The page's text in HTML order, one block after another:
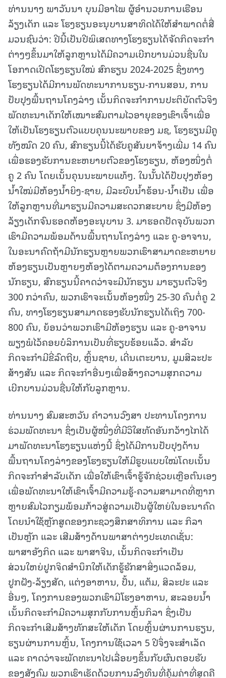
ທ່ານນາງ ພາວັນນາ ບຸນມີອາໄພ ຜູ້ອຳນວຍການເຮືອນ
ລ້ຽງເດັກ ແລະ ໂຮງຮຽນອະນຸບານສາທິດໄດ້ໃຫ້ສຳພາດຕໍ່ສື່
ມວນຊົນວ່າ: ປີນີ້ເປັນປີພິເສດທາງໂຮງຮຽນໄດ້ຈັດກິດຈະກຳ
ຕ່າງໆຂຶ້ນມາໃຫ້ລູກຫຼານໄດ້ມີຄວາມເບີກບານມ່ວນຊື່ນໃນ
ໂອກາດເປີດໂຮງຮຽນໃໝ່ ສົກຮຽນ 2024-2025 ຊຶ່ງທາງ
ໂຮງຮຽນໄດ້ມີການພັດທະນາການຮຽນ-ການສອນ, ການ
ປັບປຸງພື້ນຖານໂຄງລ່າງ ເນັ້ນກິດຈະກຳການປະຕິບັດຕົວຈິງ
ພັດທະນາເດັກໃຫ້ເໝາະສົມຕາມໄວອາຍຸຂອງເຂົາເຈົ້າເພື່ອ
ໃຫ້ເປັນໂຮງຮຽນຕົວແບບຄຸນນະພາບຂອງ ມຊ, ໂຮງຮຽນມີຄູ
ທັງໝົດ 20 ຄົນ, ສົກຮຽນນີ້ໄດ້ຮັບຄູສັນຍາຈ້າງເພີ່ມ 14 ຄົນ
ເພື່ອຮອງຮັບການຂະຫຍາຍຕົວຂອງໂຮງຮຽນ, ຫ້ອງໜຶ່ງຕໍ່
ຄູ 2 ຄົນ ໂດຍເນັ້ນຄຸນນະພາບແທ້ໆ. ໃນນັ້ນໄດ້ປັບປຸງຫ້ອງ
ນໍ້າໃໝ່ມີຫ້ອງນໍ້າຍິງ-ຊາຍ, ມີລະບົບນໍ້າຮ້ອນ-ນໍ້າເຢັນ ເພື່ອ
ໃຫ້ລູກຫຼານທີ່ມາຮຽນມີຄວາມສະດວກສະບາຍ ຊຶ່ງມີຫ້ອງ
ລ້ຽງເດັກຈົນຮອດຫ້ອງອະນຸບານ 3. ມາຮອດປັດຈຸບັນພວກ
ເຮົາມີຄວາມພ້ອມດ້ານພື້ນຖານໂຄງລ່າງ ແລະ ຄູ-ອາຈານ,
ໃນອະນາຄົດຖ້າມີນັກຮຽນຫຼາຍພວກເຮົາສາມາດຂະຫຍາຍ
ຫ້ອງຮຽນເປັນຫຼາຍໆຫ້ອງໄດ້ຕາມຄວາມຕ້ອງການຂອງ
ນັກຮຽນ, ສົກຮຽນນີ້ຄາດວ່າຈະມີນັກຮຽນ ມາຮຽນຕົວຈິງ
300 ກວ່າຄົນ, ພວກເຮົາຈະເນັ້ນຫ້ອງໜຶ່ງ 25-30 ຄົນຕໍ່ຄູ 2
ຄົນ, ທາງໂຮງຮຽນສາມາດຮອງຮັບນັກຮຽນໄດ້ເຖິງ 700-
800 ຄົນ, ຍ້ອນວ່າພວກເຮົາມີຫ້ອງຮຽນ ແລະ ຄູ-ອາຈານ
ພຽງພໍໄວ້ຄອຍບໍລິການເປັນທີ່ຮຽບຮ້ອຍແລ້ວ. ສຳລັບ
ກິດຈະກຳມີຂີ່ລົດຖີບ, ຫຼິ້ນຊາຍ, ເດີ່ນເຕະບານ, ມູມສິລະປະ
ສ້າງສັນ ແລະ ກິດຈະກຳອື່ນໆເພື່ອສ້າງຄວາມສຸກຄວາມ
ເບີກບານມ່ວນຊື່ນໃຫ້ກັບລູກຫຼານ.
ທ່ານນາງ ສົມສະຫວັນ ຄຳວານວົງສາ ປະທານໂຄງການ
ຮ່ວມພັດທະນາ ຊຶ່ງເປັນຜູ້ໜຶ່ງທີ່ມີວິໃສທັດອັນກວ້າງໄກໄດ້
ມາພັດທະນາໂຮງຮຽນແຫ່ງນີ້ ຊຶ່ງໄດ້ມີການປັບປຸງດ້ານ
ພື້ນຖານໂຄງລ່າງຂອງໂຮງຮຽນໃຫ້ມີຮູບແບບໃໝ່ໂດຍເນັ້ນ
ກິດຈະກຳສຳລັບເດັກ ເພື່ອໃຫ້ເຂົາເຈົ້າຮູ້ຈັກຊ່ວຍເຫຼືອຕົນເອງ
ເພື່ອພັດທະນາໃຫ້ເຂົາເຈົ້າມີຄວາມຮູ້-ຄວາມສາມາດທີ່ຫຼາກ
ຫຼາຍສົມໄວກຽມພ້ອມກ້າວສູ່ຄວາມເປັນຜູ້ໃຫຍ່ໃນອະນາຄົດ
ໂດຍນໍາໃຊ້ຫຼັກສູດຂອງກະຊວງສຶກສາທິການ ແລະ ກິລາ
ເປັນຫຼັກ ແລະ ເສີມສ້າງດ້ານພາສາຕ່າງປະເທດເຊັ່ນ:
ພາສາອັງກິດ ແລະ ພາສາຈີນ, ເນັ້ນກິດຈະກຳເປັນ
ສ່ວນໃຫຍ່ປູກຈິດສຳນຶກໃຫ້ເດັກຮູ້ຮັກສາສິ່ງແວດລ້ອມ,
ປູກຝັງ-ລ້ຽງສັດ, ແຕ່ງອາຫານ, ປັ້ນ, ແຕ້ມ, ສິລະປະ ແລະ
ອື່ນໆ, ໂຄງການຂອງພວກເຮົາມີໂຮງອາຫານ, ສະລອຍນໍ້າ
ເນັ້ນກິດຈະກຳມີຄວາມສຸກກັບການຫຼິ້ນກິລາ ຊຶ່ງເປັນ
ກິດຈະກຳເສີມສ້າງທັກສະໃຫ້ເດັກ ໂດຍຫຼິ້ນຜ່ານການຮຽນ,
ຮຽນຜ່ານການຫຼິ້ນ, ໂຄງການໃຊ້ເວລາ 5 ປີຈຶ່ງຈະສຳເລັດ
ແລະ ຄາດວ່າຈະພັດທະນາໄປເລື່ອຍໆຂຶ້ນກັບຜົນຕອບຮັບ
ຂອງສັງຄົມ ພວກເຮົາເຮັດດ້ວຍການລົງທຶນທີ່ຄຸ້ມຄ່າທີ່ສຸດຄື